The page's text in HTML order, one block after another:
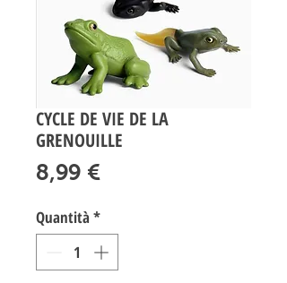
CYCLE DE VIE DE LA
GRENOUILLE
8,99 €
Quantità *